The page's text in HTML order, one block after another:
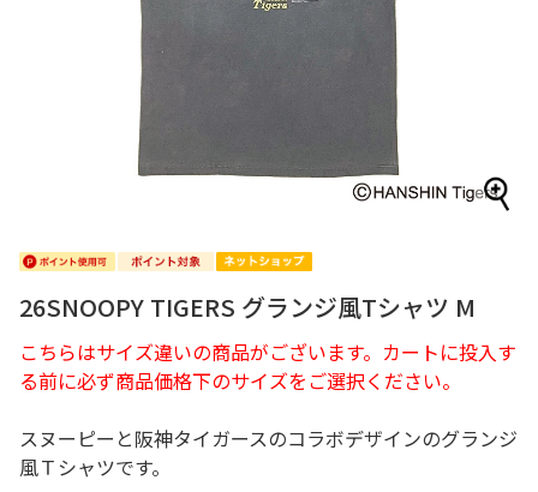
26SNOOPY TIGERS グランジ風Tシャツ M
こちらはサイズ違いの商品がございます。カートに投入す
る前に必ず商品価格下のサイズをご選択ください。
スヌーピーと阪神タイガースのコラボデザインのグランジ
風Ｔシャツです。